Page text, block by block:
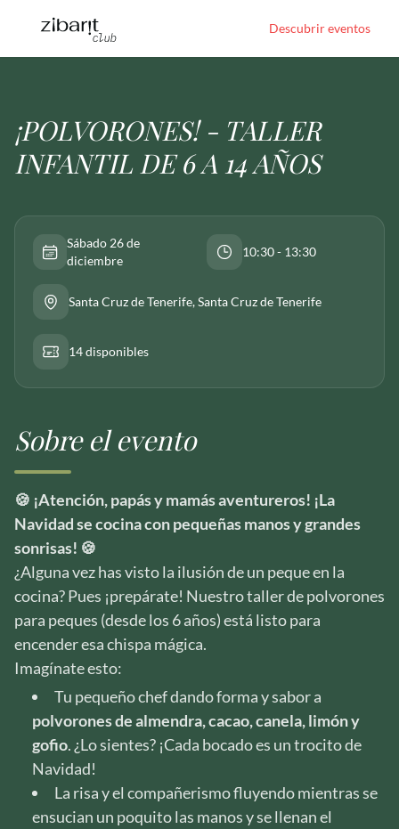
Descubrir eventos
¡POLVORONES! - TALLER
INFANTIL DE 6 A 14 AÑOS
Sábado 26 de
diciembre
10:30 - 13:30
Santa Cruz de Tenerife, Santa Cruz de Tenerife
14 disponibles
Sobre el evento
🍪 ¡Atención, papás y mamás aventureros! ¡La
Navidad se cocina con pequeñas manos y grandes
sonrisas! 🍪
¿Alguna vez has visto la ilusión de un peque en la
cocina? Pues ¡prepárate! Nuestro taller de polvorones
para peques (desde los 6 años) está listo para
encender esa chispa mágica.
Imagínate esto:
Tu pequeño chef dando forma y sabor a
polvorones de almendra, cacao, canela, limón y
gofio. ¿Lo sientes? ¡Cada bocado es un trocito de
Navidad!
La risa y el compañerismo fluyendo mientras se
ensucian un poquito las manos y se llenan el